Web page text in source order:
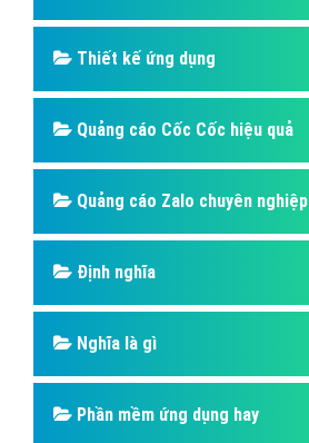
Thiết kế ứng dụng
Quảng cáo Cốc Cốc hiệu quả
Quảng cáo Zalo chuyên nghiệp
Định nghĩa
Nghĩa là gì
Phần mềm ứng dụng hay